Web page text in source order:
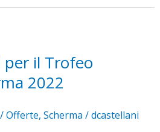
il Trofeo
2022
/Offerte, Scherma /dcastellani